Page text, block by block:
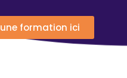
formation ici